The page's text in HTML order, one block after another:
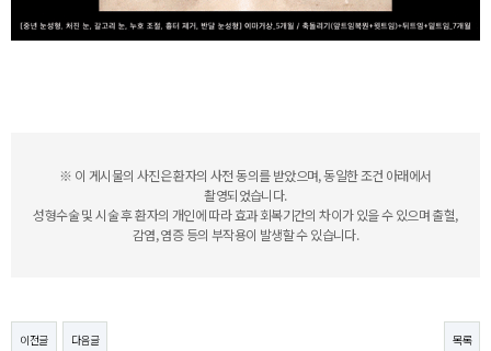
※ 이 게시물의 사진은 환자의 사전 동의를 받았으며, 동일한 조건 아래에서
촬영되었습니다.
성형수술 및 시술 후 환자의 개인에 따라 효과 회복기간의 차이가 있을 수 있으며 출혈,
감염, 염증 등의 부작용이 발생할 수 있습니다.
이전글 다음글 목록